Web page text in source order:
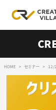
HOME セミナー 12/